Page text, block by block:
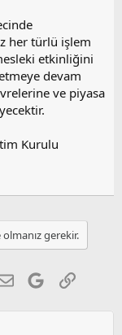
her türlü işlem
etkinliğini
devam
ve piyasa
Kurulu
gerekir.
E-postaGoogleLink